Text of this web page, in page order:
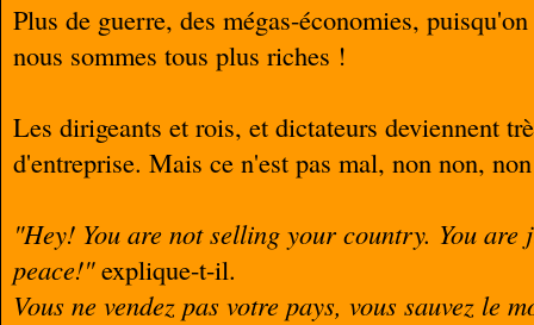
Plus de guerre, des mégas-économies,
nous sommes tous plus riches !
Les dirigeants et rois, et dictateurs deviennent
d'entreprise. Mais ce n'est pas mal, non non,
"Hey! You are not selling your country. You
peace!"explique-t-il.
Vous ne vendez pas votre pays, vous sauvez le